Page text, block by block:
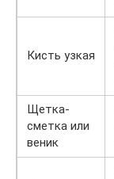
Кисть узкая
Щетка-
сметка или
веник